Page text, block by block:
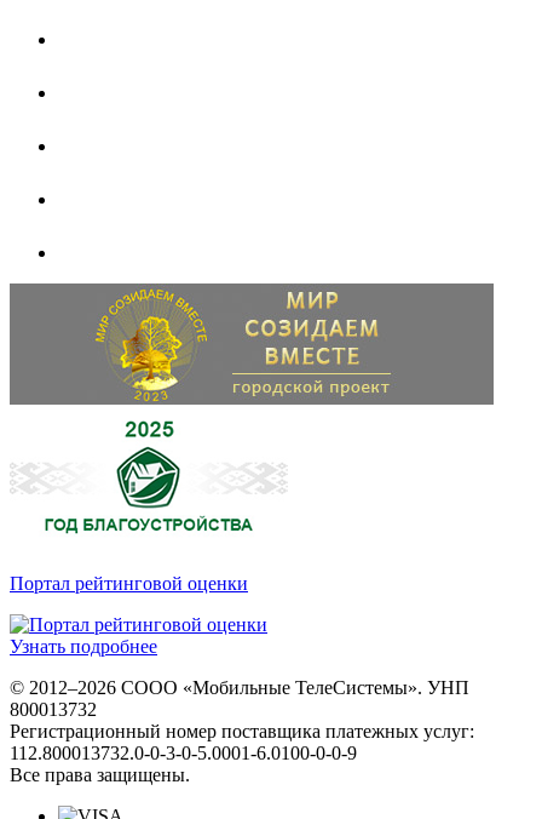
Портал рейтинговой оценки
Узнать подробнее
© 2012–2026 СООО «Мобильные ТелеСистемы». УНП
800013732
Регистрационный номер поставщика платежных услуг:
112.800013732.0-0-3-0-5.0001-6.0100-0-0-9
Все права защищены.